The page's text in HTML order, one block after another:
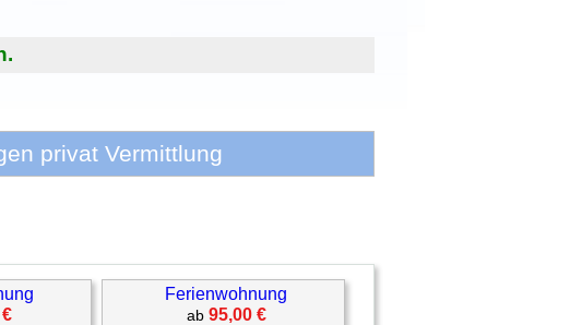
privat Vermittlung
Ferienwohnung
ab 95,00 €